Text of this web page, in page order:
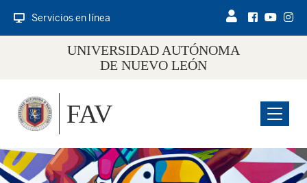
Servicios en línea
UNIVERSIDAD AUTÓNOMA
DE NUEVO LEÓN
Menu
FAV